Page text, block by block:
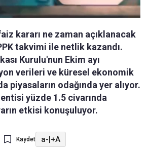
kararı ne zaman açıklanacak
takvimi ile netlik kazandı.
Kurulu'nun Ekim ayı
verileri ve küresel ekonomik
piyasaların odağında yer alıyor.
yüzde 1.5 civarında
etkisi konuşuluyor.
Kaydet a-|+A